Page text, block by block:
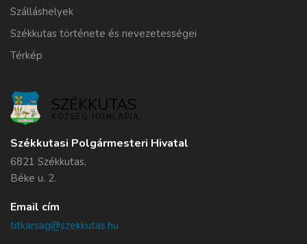
Szálláshelyek
Székkutas története és nevezetességei
Térkép
SZÉKKUTAS
KÖZSÉG HONLAPJA
Székkutasi Polgármesteri Hivatal
6821 Székkutas,
Béke u. 2.
Email cím
titkarsag@szekkutas.hu